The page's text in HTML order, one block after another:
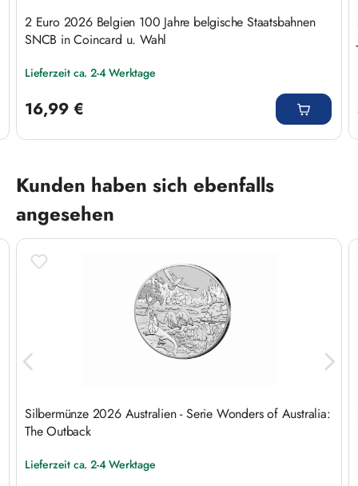
2 Euro 2026 Belgien 100 Jahre belgische Staatsbahnen
SNCB in Coincard u. Wahl
Lieferzeit ca. 2-4 Werktage
16,99 €
Produktgalerie überspringen
Kunden haben sich ebenfalls
angesehen
Silbermünze 2026 Australien - Serie Wonders of Australia:
The Outback
Lieferzeit ca. 2-4 Werktage